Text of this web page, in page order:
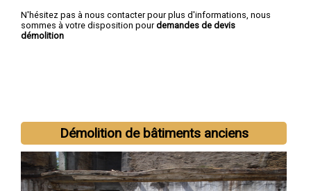
N'hésitez pas à nous contacter pour plus d'informations, nous
sommes à votre disposition pourdemandes de devis
démolition
Béziers,Sète,Lunel,Frontignan,Agde,Lattes,Mauguio,
Castelnau-le-Lez,Mèze
Démolition de bâtiments anciens